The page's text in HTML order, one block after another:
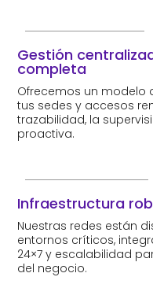
Gestión
completa
Ofrecemos un modelo
tus sedes y accesos
trazabilidad, la
proactiva.
Infraestructura
Nuestras redes están
entornos críticos,
24×7 y escalabilidad
del negocio.